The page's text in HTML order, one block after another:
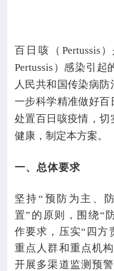
科普园地
学术期刊
在线互动
百日咳（ Pertussis
Pertussis ）感染引起
人民共和国传染病
一步科学精准做好百
处置百日咳疫情，
健康，制定本方案。
一、总体要求
坚持“预防为主、
置”的原则，围绕“
作要求，压实“四方
重点人群和重点机
开展多渠道监测预